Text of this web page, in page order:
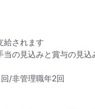
給されます
の見込みと賞与の見込
/非管理職年2回